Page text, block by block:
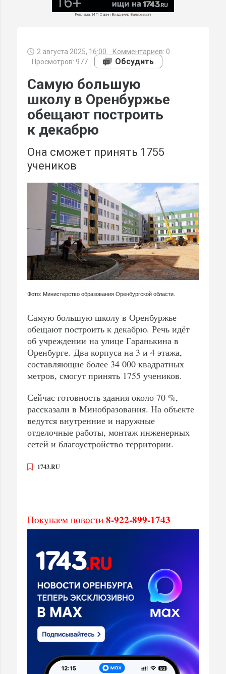
Реклама. ИП Савин Владимир Валерьевич
2 августа 2025, 16:00 Комментариев: 0
Просмотров: 977
Обсудить
Самую большую
школу в Оренбуржье
обещают построить
к декабрю
Она сможет принять 1755
учеников
Фото: Министерство образования Оренбургской области.
Самую большую школу в Оренбуржье
обещают построить к декабрю. Речь идёт
об учреждении на улице Гаранькина в
Оренбурге. Два корпуса на 3 и 4 этажа,
составляющие более 34 000 квадратных
метров, смогут принять 1755 учеников.
Сейчас готовность здания около 70 %,
рассказали в Минобразования. На объекте
ведутся внутренние и наружные
отделочные работы, монтаж инженерных
сетей и благоустройство территории.
1743.RU
Покупаем новости 8-922-899-1743